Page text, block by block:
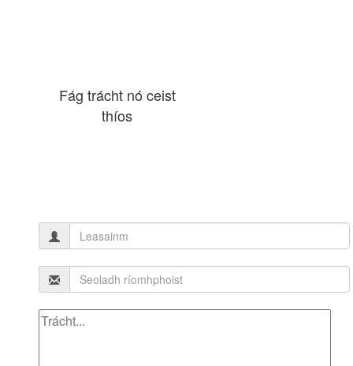
Fág trácht nó ceist
thíos